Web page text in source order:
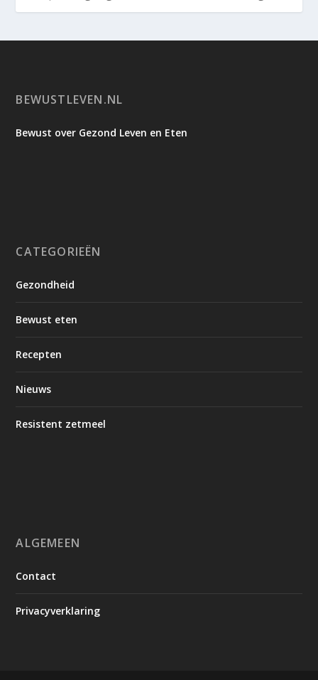
BEWUSTLEVEN.NL
Bewust over Gezond Leven en Eten
CATEGORIEËN
Gezondheid
Bewust eten
Recepten
Nieuws
Resistent zetmeel
ALGEMEEN
Contact
Privacyverklaring